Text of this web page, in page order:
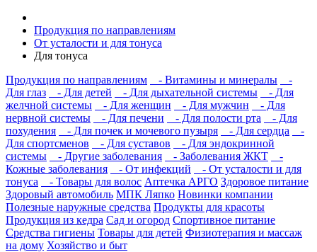
Продукция по направлениям
От усталости и для тонуса
Для тонуса
Продукция по направлениям
- Витамины и минералы
-
Для глаз
- Для детей - Для дыхательной системы
- Для
желчной системы
- Для женщин - Для мужчин
- Для
нервной системы
- Для печени - Для полости рта
- Для
похудения
- Для почек и мочевого пузыря - Для сердца
-
Для спортсменов
- Для суставов
- Для эндокринной
системы
- Другие заболевания - Заболевания ЖКТ
-
Кожные заболевания
- От инфекций
- От усталости и для
тонуса
- Товары для волос Аптечка АРГО Здоровое питание
Здоровый автомобиль МПК Ляпко Новинки компании
Полезные наружные средства Продукты для красоты
Продукция из кедра Сад и огород Спортивное питание
Средства гигиены Товары для детей Физиотерапия и массаж
на дому Хозяйство и быт